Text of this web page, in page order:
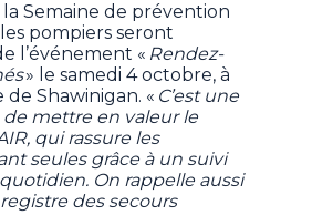
Semaine de prévention
pompiers seront
l’événement « Rendez-
» le samedi 4 octobre, à
de Shawinigan. « C’est une
mettre en valeur le
qui rassure les
seules grâce à un suivi
On rappelle aussi
des secours